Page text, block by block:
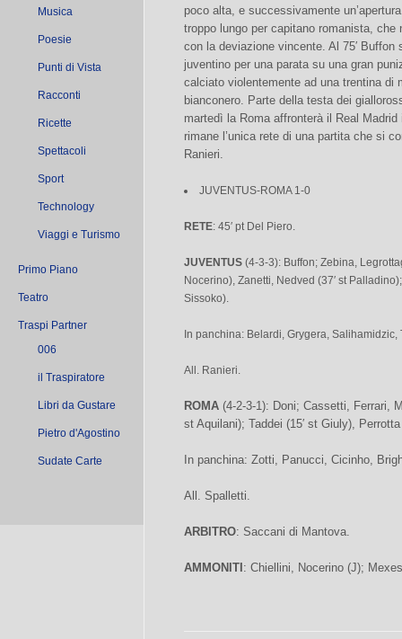
Musica
Poesie
Punti di Vista
Racconti
Ricette
Spettacoli
Sport
Technology
Viaggi e Turismo
Primo Piano
Teatro
Traspi Partner
006
il Traspiratore
Libri da Gustare
Pietro d'Agostino
Sudate Carte
poco alta, e successivamente
troppo lungo per capitano romanista, che
con la deviazione vincente. Al 75′
juventino per una parata su una gran
calciato violentemente ad una trentina di
bianconero. Parte della testa dei
martedì la Roma affronterà il Real
rimane l’unica rete di una partita che si
Ranieri.
JUVENTUS-ROMA 1-0
RETE: 45′ pt Del Piero.
JUVENTUS (4-3-3): Buffon; Zebina,
Nocerino), Zanetti, Nedved (37′ st
Sissoko).
In panchina: Belardi, Grygera, Salihamidzic,
All. Ranieri.
ROMA (4-2-3-1): Doni; Cassetti, Ferrari,
st Aquilani); Taddei (15′ st Giuly),
In panchina: Zotti, Panucci, Cicinho,
All. Spalletti.
ARBITRO: Saccani di Mantova.
AMMONITI : Chiellini, Nocerino (J);